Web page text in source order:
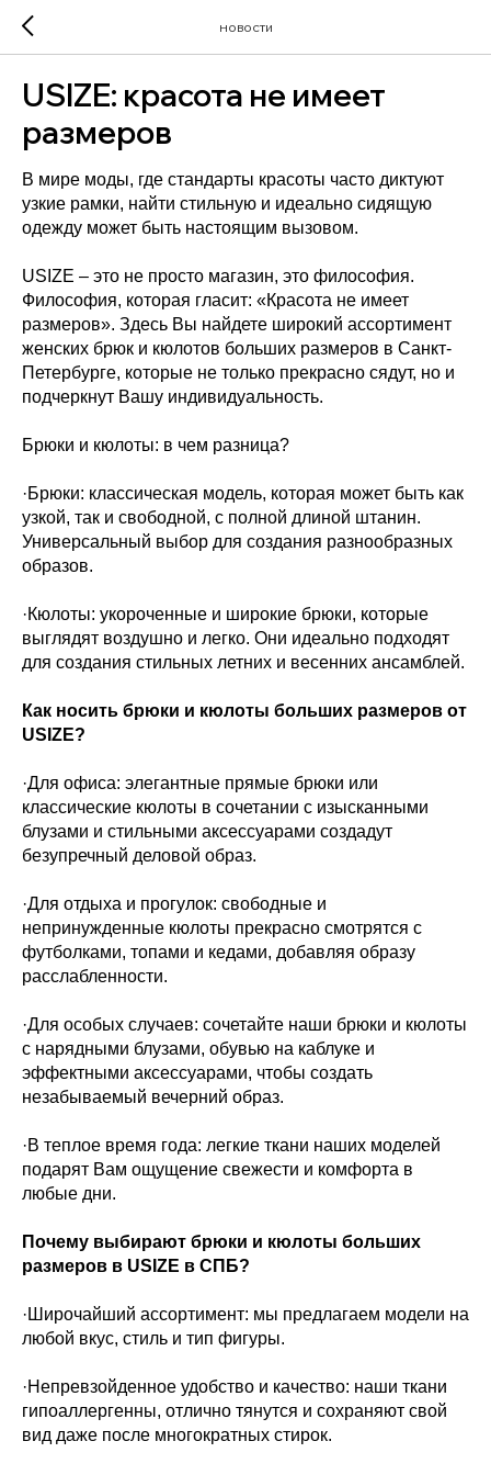
новости
USIZE: красота не имеет
размеров
В мире моды, где стандарты красоты часто диктуют
узкие рамки, найти стильную и идеально сидящую
одежду может быть настоящим вызовом.
USIZE – это не просто магазин, это философия.
Философия, которая гласит: «Красота не имеет
размеров». Здесь Вы найдете широкий ассортимент
женских брюк и кюлотов больших размеров в Санкт-
Петербурге, которые не только прекрасно сядут, но и
подчеркнут Вашу индивидуальность.
Брюки и кюлоты: в чем разница?
·Брюки: классическая модель, которая может быть как
узкой, так и свободной, с полной длиной штанин.
Универсальный выбор для создания разнообразных
образов.
·Кюлоты: укороченные и широкие брюки, которые
выглядят воздушно и легко. Они идеально подходят
для создания стильных летних и весенних ансамблей.
Как носить брюки и кюлоты больших размеров от
USIZE?
·Для офиса: элегантные прямые брюки или
классические кюлоты в сочетании с изысканными
блузами и стильными аксессуарами создадут
безупречный деловой образ.
·Для отдыха и прогулок: свободные и
непринужденные кюлоты прекрасно смотрятся с
футболками, топами и кедами, добавляя образу
расслабленности.
·Для особых случаев: сочетайте наши брюки и кюлоты
с нарядными блузами, обувью на каблуке и
эффектными аксессуарами, чтобы создать
незабываемый вечерний образ.
·В теплое время года: легкие ткани наших моделей
подарят Вам ощущение свежести и комфорта в
любые дни.
Почему выбирают брюки и кюлоты больших
размеров в USIZE в СПБ?
·Широчайший ассортимент: мы предлагаем модели на
любой вкус, стиль и тип фигуры.
·Непревзойденное удобство и качество: наши ткани
гипоаллергенны, отлично тянутся и сохраняют свой
вид даже после многократных стирок.